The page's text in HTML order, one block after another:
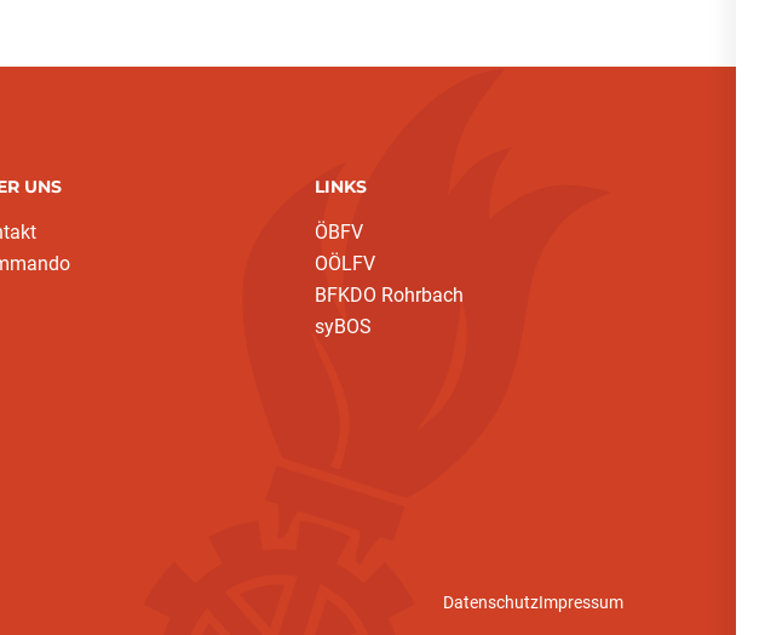
UNS LINKS
ÖBFV
OÖLFV
BFKDO Rohrbach
syBOS
DatenschutzImpressum